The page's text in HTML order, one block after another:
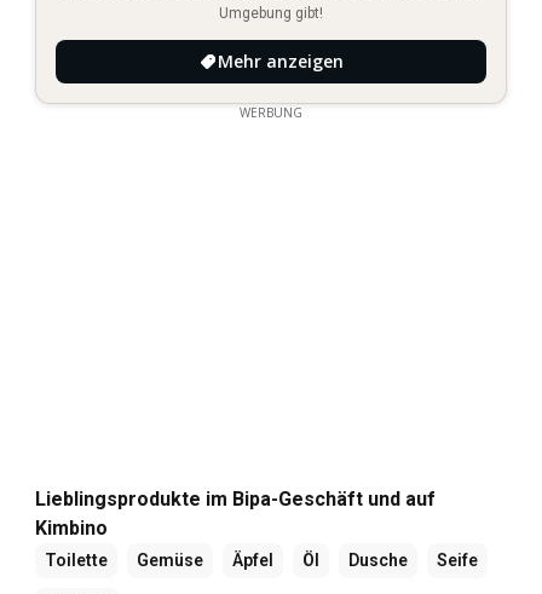
Umgebung gibt!
Mehr anzeigen
WERBUNG
Lieblingsprodukte im Bipa-Geschäft und auf
Kimbino
Toilette Gemüse Äpfel Öl Dusche Seife